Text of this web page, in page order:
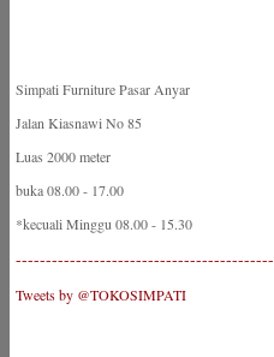
Simpati Furniture Pasar Anyar
Jalan Kiasnawi No 85
Luas 2000 meter
buka 08.00 - 17.00
*kecuali Minggu 08.00 - 15.30
-------------------------------------------
Tweets by @TOKOSIMPATI